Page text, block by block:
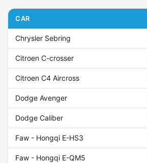
CAR
Chrysler Sebring
Citroen C-crosser
Citroen C4 Aircross
Dodge Avenger
Dodge Caliber
Faw - Hongqi E-HS3
Faw - Hongqi E-QM5